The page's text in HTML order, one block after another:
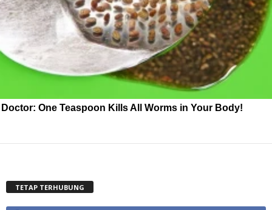
Doctor: One Teaspoon Kills All Worms in Your Body!
TETAP TERHUBUNG